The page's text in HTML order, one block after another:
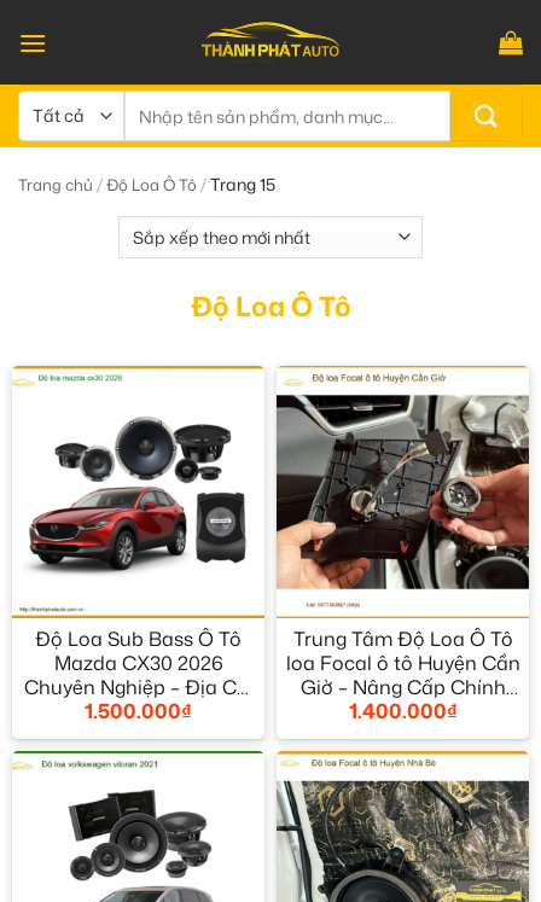
qua
dung
kiếm:
Trang chủ /Độ Loa Ô Tô /Trang 15
Độ Loa Ô Tô
Độ Loa Sub Bass Ô Tô
Mazda CX30 2026
Chuyên Nghiệp – Địa Chỉ
Lắp Đặt Uy Tín TPHCM
1.500.000₫
Trung Tâm Độ Loa Ô Tô
loa Focal ô tô Huyện Cần
Giờ – Nâng Cấp Chính
Hãng
1.400.000₫